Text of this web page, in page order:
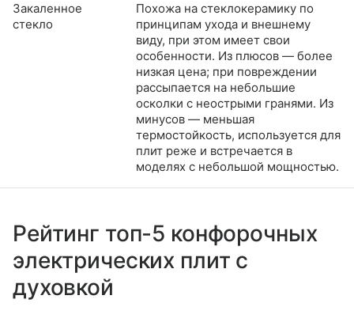
Закаленное
стекло
Похожа на стеклокерамику по
принципам ухода и внешнему
виду, при этом имеет свои
особенности. Из плюсов — более
низкая цена; при повреждении
рассыпается на небольшие
осколки с неострыми гранями. Из
минусов — меньшая
термостойкость, используется для
плит реже и встречается в
моделях с небольшой мощностью.
Рейтинг топ-5 конфорочных
электрических плит с
духовкой